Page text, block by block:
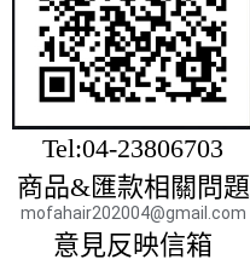
Tel:04-23806703
商品&匯款相關問題
mofahair202004@gmail.com
意見反映信箱